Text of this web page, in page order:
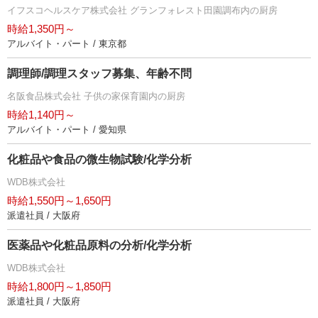
イフスコヘルスケア株式会社 グランフォレスト田園調布内の厨房
時給1,350円～
アルバイト・パート / 東京都
調理師/調理スタッフ募集、年齢不問
名阪食品株式会社 子供の家保育園内の厨房
時給1,140円～
アルバイト・パート / 愛知県
化粧品や食品の微生物試験/化学分析
WDB株式会社
時給1,550円～1,650円
派遣社員 / 大阪府
医薬品や化粧品原料の分析/化学分析
WDB株式会社
時給1,800円～1,850円
派遣社員 / 大阪府